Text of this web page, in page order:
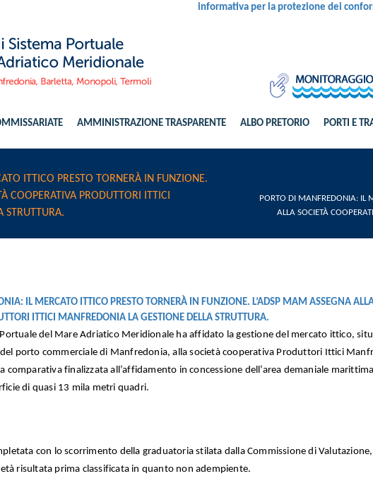
informativa per la protezione dei
AMMINISTRAZIONE TRASPARENTE ALBO PRETORIO PORTI E
ITTICO PRESTO TORNERÀ IN FUNZIONE.
COOPERATIVA PRODUTTORI ITTICI
STRUTTURA.
PORTO DI MANFREDONIA: IL
ALLA SOCIETÀ
IL MERCATO ITTICO PRESTO TORNERÀ IN FUNZIONE. L’ADSP MAM ASSEGNA
ITTICI MANFREDONIA LA GESTIONE DELLA STRUTTURA.
Portuale del Mare Adriatico Meridionale ha affidato la gestione del mercato ittico,
porto commerciale di Manfredonia, alla società cooperativa Produttori Ittici
comparativa finalizzata all’affidamento in concessione dell’area demaniale
di quasi 13 mila metri quadri.
con lo scorrimento della graduatoria stilata dalla Commissione di
risultata prima classificata in quanto non adempiente.